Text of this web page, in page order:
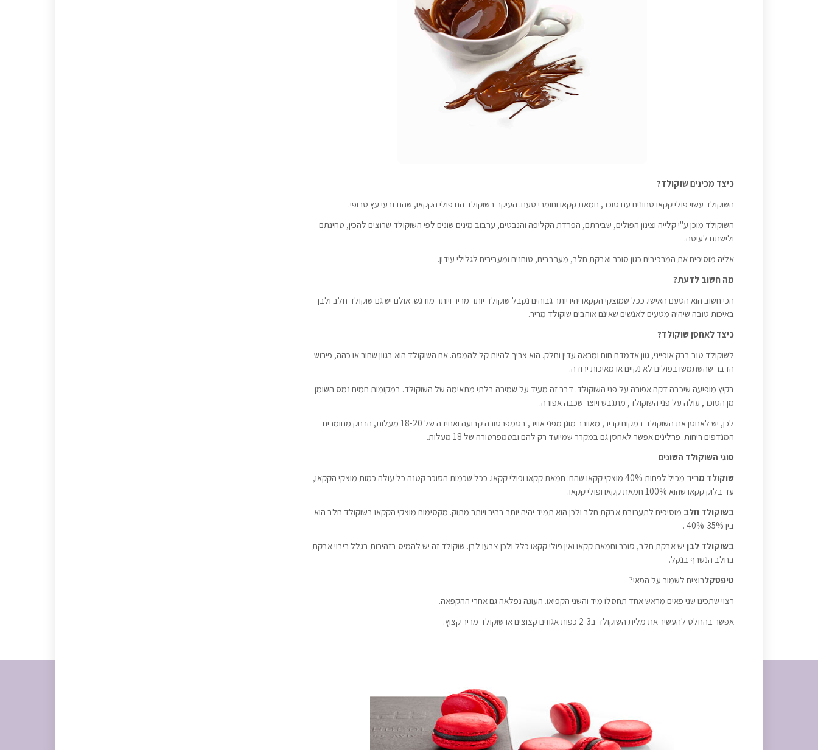
כיצד מכינים שוקולד?
השוקולד עשוי פולי קקאו טחונים עם סוכר, חמאת קקאו וחומרי טעם. העיקר בשוקולד הם פולי הקקאו, שהם זרעי עץ טרופי.
השוקולד מוכן ע"י קלייה וצינון הפולים, שבירתם, הפרדת הקליפה והנבטים, ערבוב מינים שונים לפי השוקולד שרוצים להכין, טחינתם
ולישתם לעיסה.
אליה מוסיפים את המרכיבים כגון סוכר ואבקת חלב, מערבבים, טוחנים ומעבירים לגלילי עידון.
מה חשוב לדעת?
הכי חשוב הוא הטעם האישי. ככל שמוצקי הקקאו יהיו יותר גבוהים נקבל שוקולד יותר מריר ויותר מודגש. אולם יש גם שוקולד חלב ולבן
באיכות טובה שיהיה מטעים לאנשים שאינם אוהבים שוקולד מריר.
כיצד לאחסן שוקולד?
לשוקולד טוב ברק אופייני, גוון אדמדם חום ומראה עדין וחלק. הוא צריך להיות קל להמסה. אם השוקולד הוא בגוון שחור או כהה, פירוש
הדבר שהשתמשו בפולים לא נקיים או מאיכות ירודה.
בקיץ מופיעה שיכבה דקה אפורה על פני השוקולד. דבר זה מעיד על שמירה בלתי מתאימה של השוקולד. במקומות חמים נמס השומן
מן הסוכר, עולה על פני השוקולד, מתגבש ויוצר שכבה אפורה.
לכן, יש לאחסן את השוקולד במקום קריר, מאוורר מוגן מפני אוויר, בטמפרטורה קבועה ואחידה של 18-20 מעלות, הרחק מחומרים
המנדפים ריחות. פרלינים אפשר לאחסן גם במקרר שמיועד רק להם ובטמפרטורה של 18 מעלות.
סוגי השוקולד השונים
שוקולד מריר
מכיל לפחות 40% מוצקי קקאו שהם: חמאת קקאו ופולי קקאו. ככל שכמות הסוכר קטנה כל עולה כמות מוצקי הקקאו,
עד בלוק קקאו שהוא 100% חמאת קקאו ופולי קקאו.
בשוקולד חלב מוסיפים לתערובת אבקת חלב ולכן הוא תמיד יהיה יותר בהיר ויותר מתוק. מקסימום מוצקי הקקאו בשוקולד חלב הוא
בין 35%-40% .
בשוקולד לבן יש אבקת חלב, סוכר וחמאת קקאו ואין פולי קקאו כלל ולכן צבעו לבן. שוקולד זה יש להמיס בזהירות בגלל ריבוי אבקת
בחלב הנשרף בנקל.
טיפסקלרוצים לשמור על הפאי?
רצוי שתכינו שני פאים מראש אחד תחסלו מיד והשני הקפיאו. העוגה נפלאה גם אחרי ההקפאה.
אפשר בהחלט להעשיר את מלית השוקולד ב2-3 כפות אגוזים קצוצים או שוקולד מריר קצוץ.